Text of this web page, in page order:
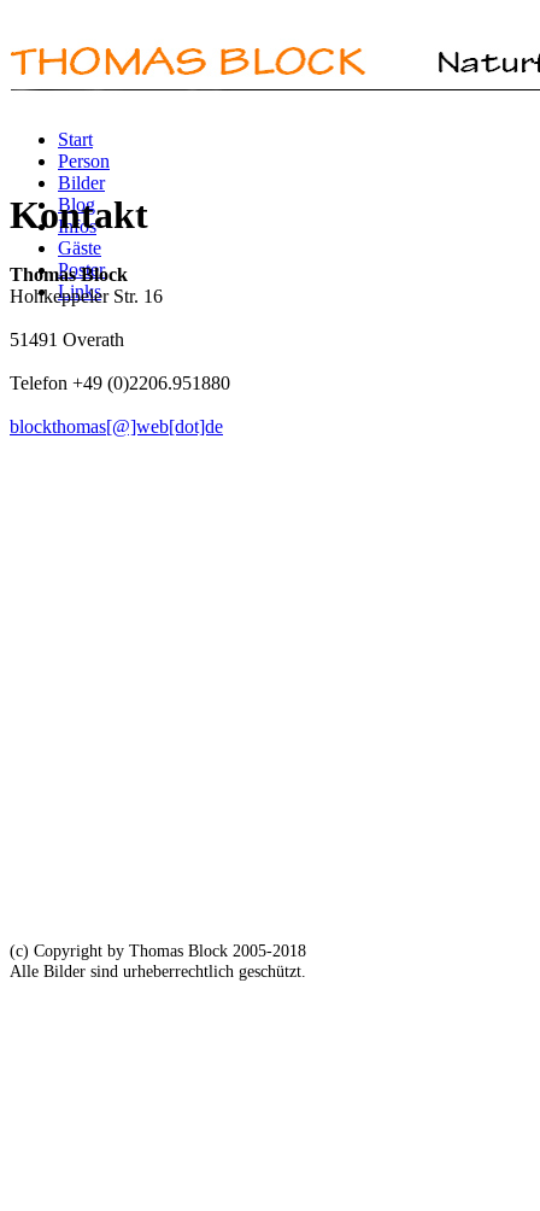
Start
Person
Bilder
Blog
Infos
Gäste
Poster
Links
Kontakt
Thomas Block
Hohkeppeler Str. 16
51491 Overath
Telefon +49 (0)2206.951880
blockthomas[@]web[dot]de
(c) Copyright by Thomas Block 2005-2018
Alle Bilder sind urheberrechtlich geschützt.